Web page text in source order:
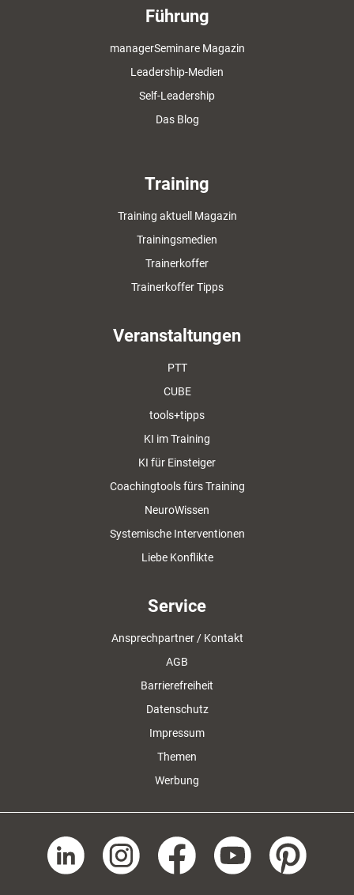
Führung
managerSeminare Magazin
Leadership-Medien
Self-Leadership
Das Blog
Training
Training aktuell Magazin
Trainingsmedien
Trainerkoffer
Trainerkoffer Tipps
Veranstaltungen
PTT
CUBE
tools+tipps
KI im Training
KI für Einsteiger
Coachingtools fürs Training
NeuroWissen
Systemische Interventionen
Liebe Konflikte
Service
Ansprechpartner / Kontakt
AGB
Barrierefreiheit
Datenschutz
Impressum
Themen
Werbung